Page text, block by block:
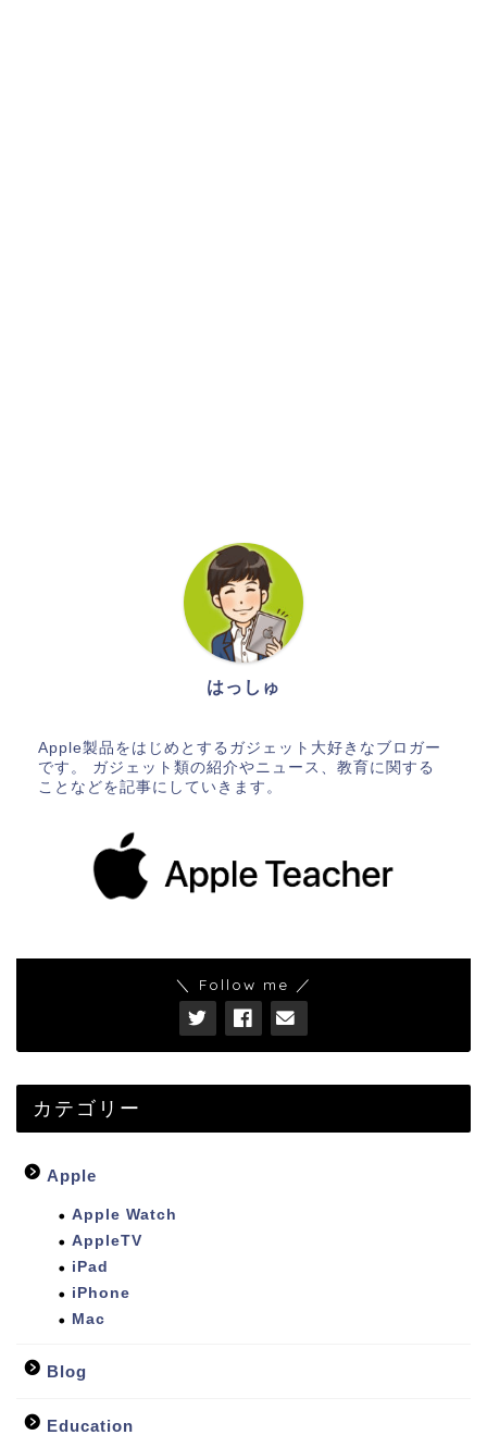
はっしゅ
Apple製品をはじめとするガジェット大好きなブロガー
です。 ガジェット類の紹介やニュース、教育に関する
ことなどを記事にしていきます。
＼ Follow me ／
カテゴリー
Apple
Apple Watch
AppleTV
iPad
iPhone
Mac
Blog
Education